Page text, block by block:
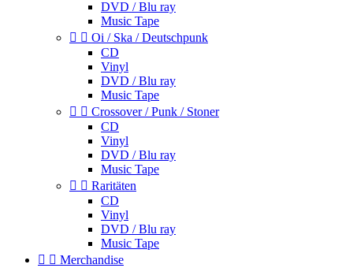
DVD / Blu ray
Music Tape
  Oi / Ska / Deutschpunk
CD
Vinyl
DVD / Blu ray
Music Tape
  Crossover / Punk / Stoner
CD
Vinyl
DVD / Blu ray
Music Tape
  Raritäten
CD
Vinyl
DVD / Blu ray
Music Tape
  Merchandise